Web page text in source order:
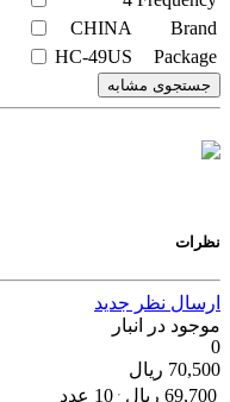
Brand
CHINA
Package
HC-49US
جستجوی مشابه
نظرات
ارسال نظر جدید
موجود در انبار
0
70,500 ریال
69,700 ریال 10 عدد